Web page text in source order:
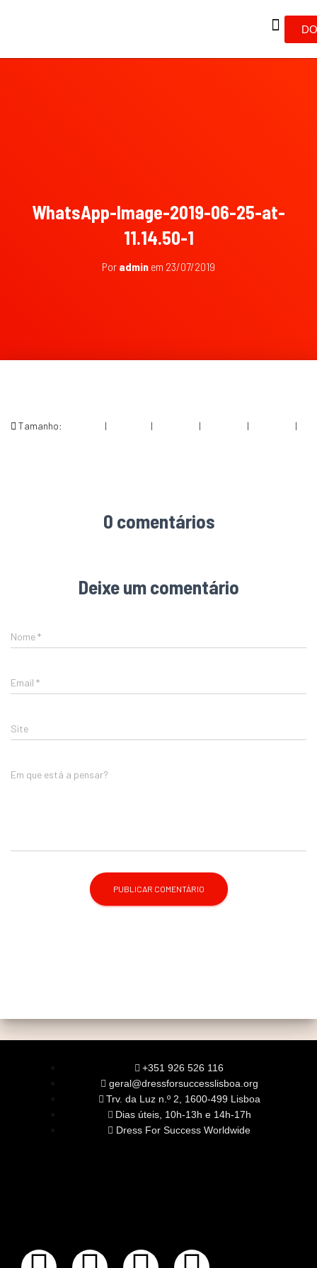
WhatsApp-Image-2019-06-25-at-
11.14.50-1
Por admin em 23/07/2019
Tamanho: | | | |
|
0 comentários
Deixe um comentário
Nome*
Email *
Site
Em que está a pensar?
+351 926 526 116
geral@dressforsuccesslisboa.org
Trv. da Luz n.º 2, 1600-499 Lisboa
Dias úteis, 10h-13h e 14h-17h
Dress For Success Worldwide